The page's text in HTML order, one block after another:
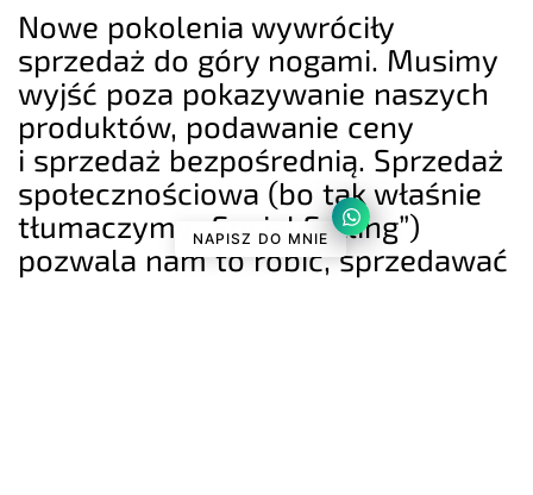
Nowe pokolenia wywróciły
sprzedaż do góry nogami. Musimy
wyjść poza pokazywanie naszych
produktów, podawanie ceny
i sprzedaż bezpośrednią. Sprzedaż
społecznościowa (bo tak właśnie
tłumaczymy „Social Selling”)
pozwala nam to robić, sprzedawać
NAPISZ DO MNIE